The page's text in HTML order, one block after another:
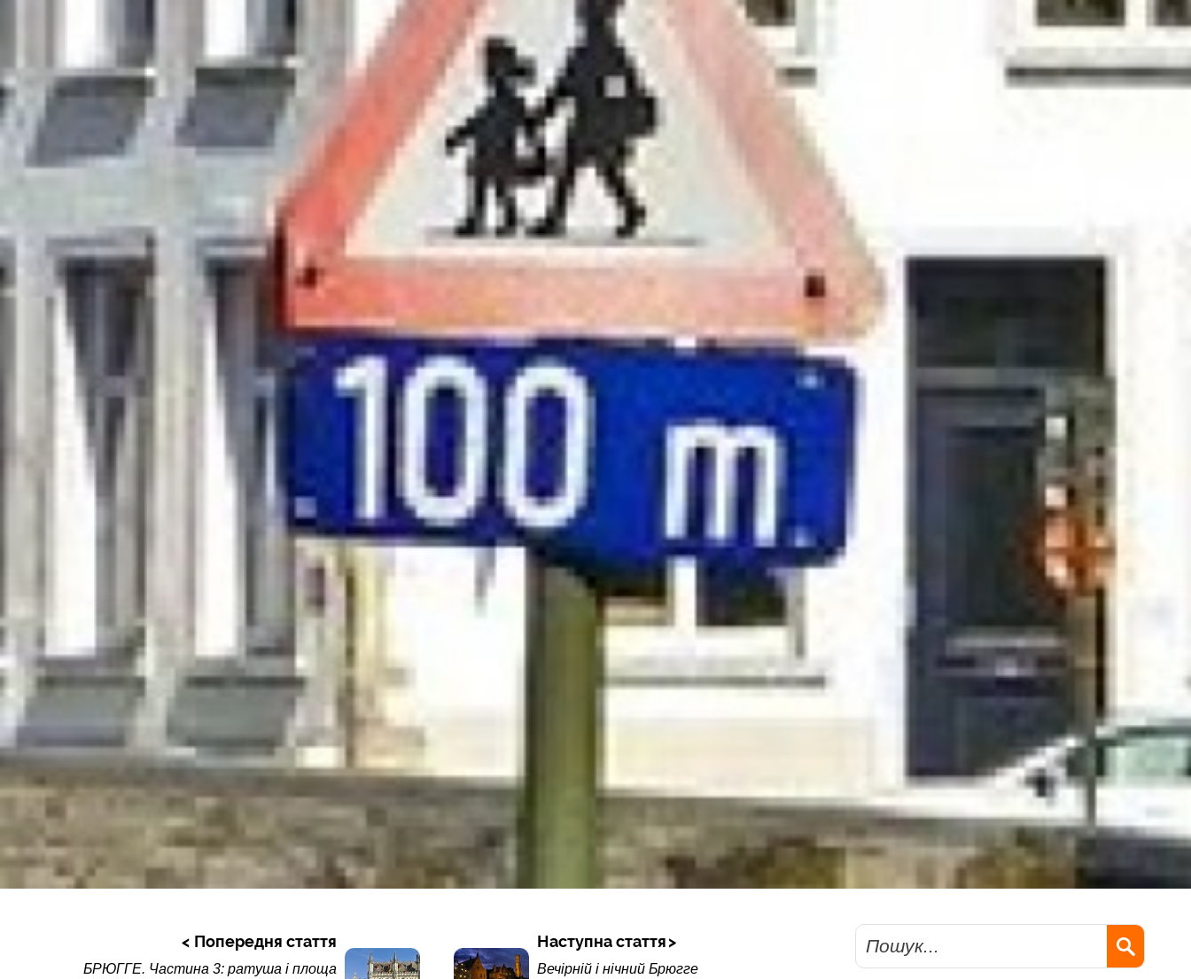
Попередня стаття
БРЮГГЕ. Частина 3: ратуша і площа
Наступна стаття
Вечірній і нічний Брюгге
Пошук